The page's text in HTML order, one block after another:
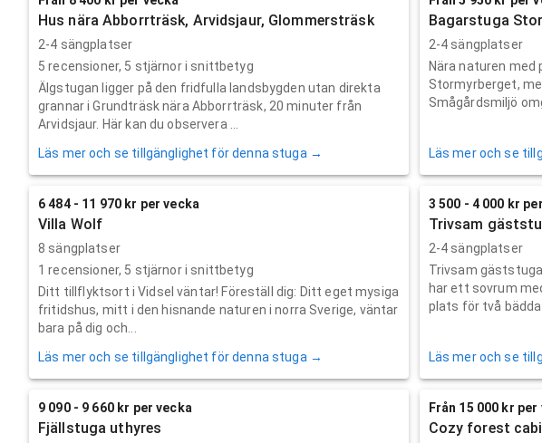
Hus nära Abborrträsk, Arvidsjaur, Glommersträsk
2-4 sängplatser
5 recensioner, 5 stjärnor i snittbetyg
Älgstugan ligger på den fridfulla landsbygden utan direkta
grannar i Grundträsk nära Abborrträsk, 20 minuter från
Arvidsjaur. Här kan du observera ...
Läs mer och se tillgänglighet för denna stuga →
Bagarstuga
2-4 sängplatser
Nära naturen med
Stormyrberget,
Smågårdsmiljö
Läs mer och se
6 484 - 11 970 kr per vecka
Villa Wolf
8 sängplatser
1 recensioner, 5 stjärnor i snittbetyg
Ditt tillflyktsort i Vidsel väntar! Föreställ dig: Ditt eget mysiga
fritidshus, mitt i den hisnande naturen i norra Sverige, väntar
bara på dig och...
Läs mer och se tillgänglighet för denna stuga →
3 500 - 4 000 kr
Trivsam
2-4 sängplatser
Trivsam
har ett sovrum
plats för två
Läs mer och se
9 090 - 9 660 kr per vecka
Fjällstuga uthyres
Från 15 000 kr per
Cozy forest